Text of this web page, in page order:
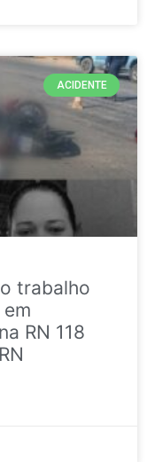
ACIDENTE
trabalho
RN 118